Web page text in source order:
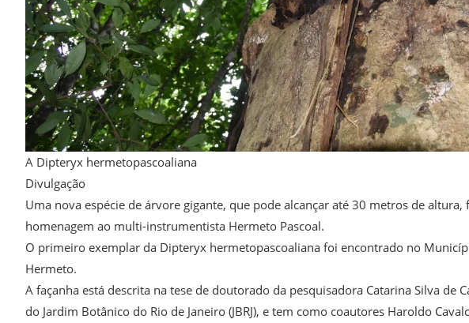
A Dipteryx hermetopascoaliana
Divulgação
Uma nova espécie de árvore gigante, que pode alcançar até 30 metros de
homenagem ao multi-instrumentista Hermeto Pascoal.
O primeiro exemplar da Dipteryx hermetopascoaliana foi encontrado no
Hermeto.
A façanha está descrita na tese de doutorado da pesquisadora Catarina Silva de
do Jardim Botânico do Rio de Janeiro (JBRJ), e tem como coautores Haroldo